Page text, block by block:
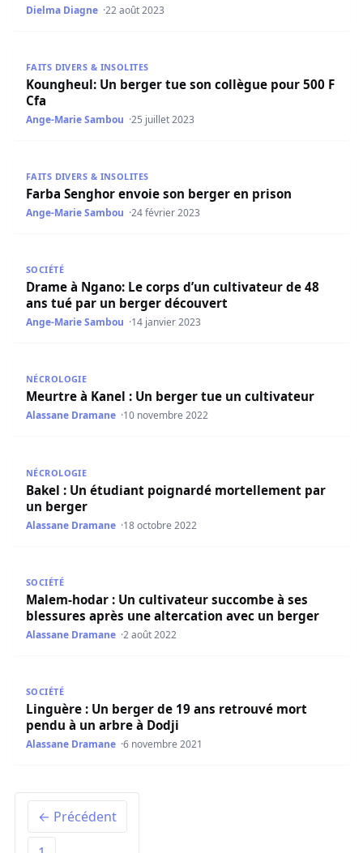
Dielma Diagne 22 août 2023
FAITS DIVERS & INSOLITES
Koungheul: Un berger tue son collègue pour 500 F
Cfa
Ange-Marie Sambou 25 juillet 2023
FAITS DIVERS & INSOLITES
Farba Senghor envoie son berger en prison
Ange-Marie Sambou 24 février 2023
SOCIÉTÉ
Drame à Ngano: Le corps d’un cultivateur de 48
ans tué par un berger découvert
Ange-Marie Sambou 14 janvier 2023
NÉCROLOGIE
Meurtre à Kanel : Un berger tue un cultivateur
Alassane Dramane 10 novembre 2022
NÉCROLOGIE
Bakel : Un étudiant poignardé mortellement par
un berger
Alassane Dramane 18 octobre 2022
SOCIÉTÉ
Malem-hodar : Un cultivateur succombe à ses
blessures après une altercation avec un berger
Alassane Dramane 2 août 2022
SOCIÉTÉ
Linguère : Un berger de 19 ans retrouvé mort
pendu à un arbre à Dodji
Alassane Dramane 6 novembre 2021
← Précédent